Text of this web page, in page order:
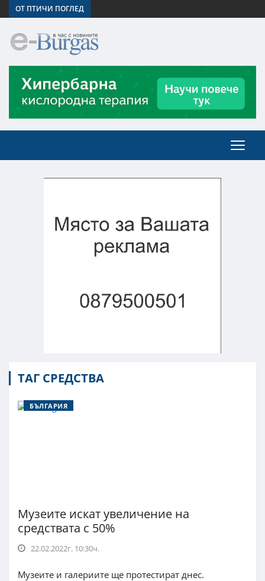
ОТ ПТИЧИ ПОГЛЕД
ТАГ СРЕДСТВА
БЪЛГАРИЯ
Музеите искат увеличение на
средствата с 50%
22.02.2022г. 10:30ч.
Музеите и галериите ще протестират днес.